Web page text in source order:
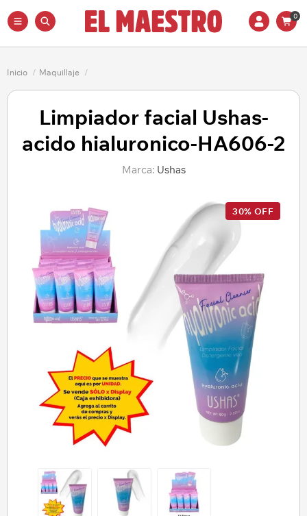
0
Inicio / Maquillaje /
Limpiador facial Ushas-
acido hialuronico-HA606-2
Marca: Ushas
30% OFF